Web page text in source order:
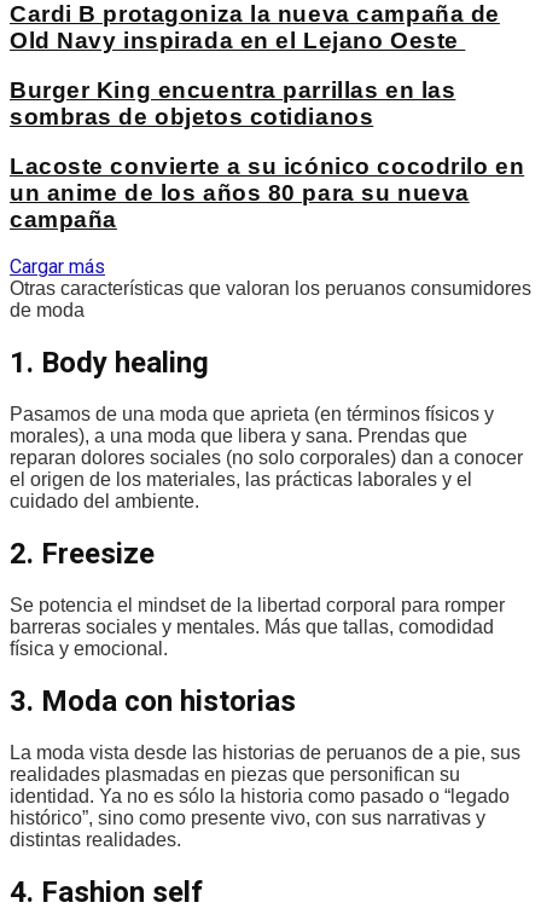
Cardi B protagoniza la nueva campaña de
Old Navy inspirada en el Lejano Oeste
Burger King encuentra parrillas en las
sombras de objetos cotidianos
Lacoste convierte a su icónico cocodrilo en
un anime de los años 80 para su nueva
campaña
Cargar más
Otras características que valoran los peruanos consumidores
de moda
1. Body healing
Pasamos de una moda que aprieta (en términos físicos y
morales), a una moda que libera y sana. Prendas que
reparan dolores sociales (no solo corporales) dan a conocer
el origen de los materiales, las prácticas laborales y el
cuidado del ambiente.
2. Freesize
Se potencia el mindset de la libertad corporal para romper
barreras sociales y mentales. Más que tallas, comodidad
física y emocional.
3. Moda con historias
La moda vista desde las historias de peruanos de a pie, sus
realidades plasmadas en piezas que personifican su
identidad. Ya no es sólo la historia como pasado o “legado
histórico”, sino como presente vivo, con sus narrativas y
distintas realidades.
4. Fashion self